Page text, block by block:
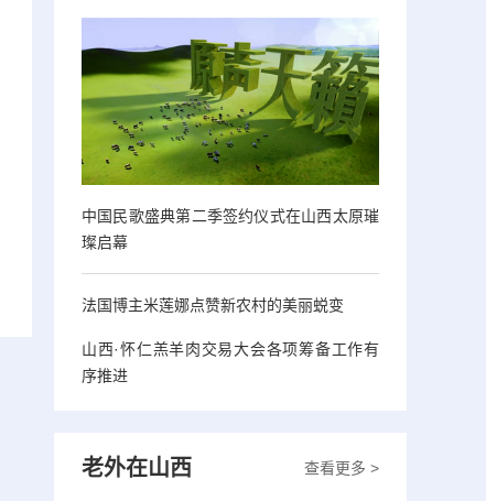
中国民歌盛典第二季签约仪式在山西太原璀
璨启幕
法国博主米莲娜点赞新农村的美丽蜕变
山西·怀仁羔羊肉交易大会各项筹备工作有
序推进
查看更多 >
老外在山西